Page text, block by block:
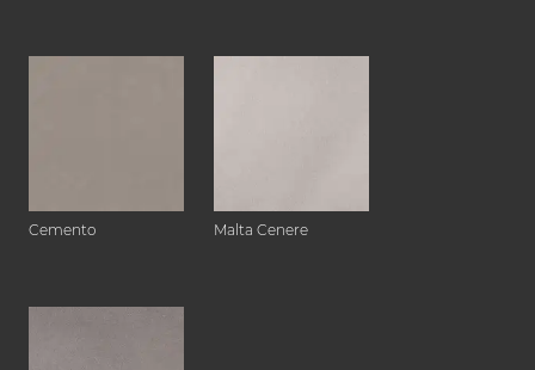
Cemento Malta Cenere